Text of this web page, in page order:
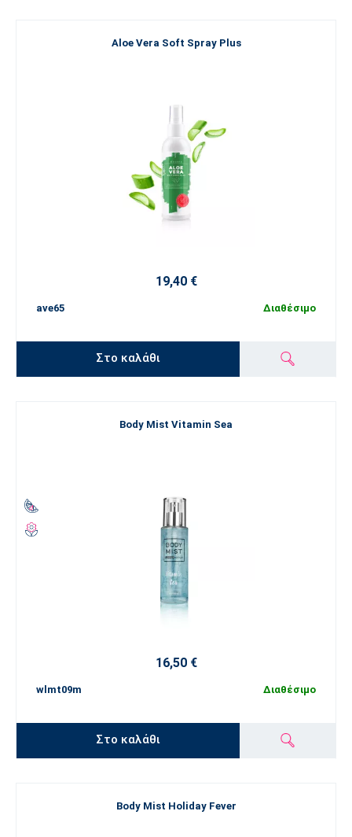
Aloe Vera Soft Spray Plus
19,40 €
ave65 Διαθέσιμο
Στο καλάθι
Body Mist Vitamin Sea
16,50 €
wlmt09m Διαθέσιμο
Στο καλάθι
Body Mist Holiday Fever